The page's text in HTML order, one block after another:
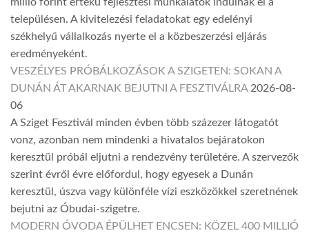
millió forint értékű fejlesztési munkálatok indulnak el a
településen. A kivitelezési feladatokat egy edelényi
székhelyű vállalkozás nyerte el a közbeszerzési eljárás
eredményeként.
VESZÉLYES PRÓBÁLKOZÁSOK A SZIGETEN: SOKAN A
DUNÁN ÁT AKARNAK BEJUTNI A FESZTIVÁLRA 2026-08-
06
A Sziget Fesztivál minden évben több százezer látogatót
vonz, azonban nem mindenki a hivatalos bejáratokon
keresztül próbál eljutni a rendezvény területére. A szervezők
szerint évről évre előfordul, hogy egyesek a Dunán
keresztül, úszva vagy különféle vízi eszközökkel szeretnének
bejutni az Óbudai-szigetre.
MODERN ÓVODA ÉPÜLHET ENCSEN: KÖZEL 400 MILLIÓ